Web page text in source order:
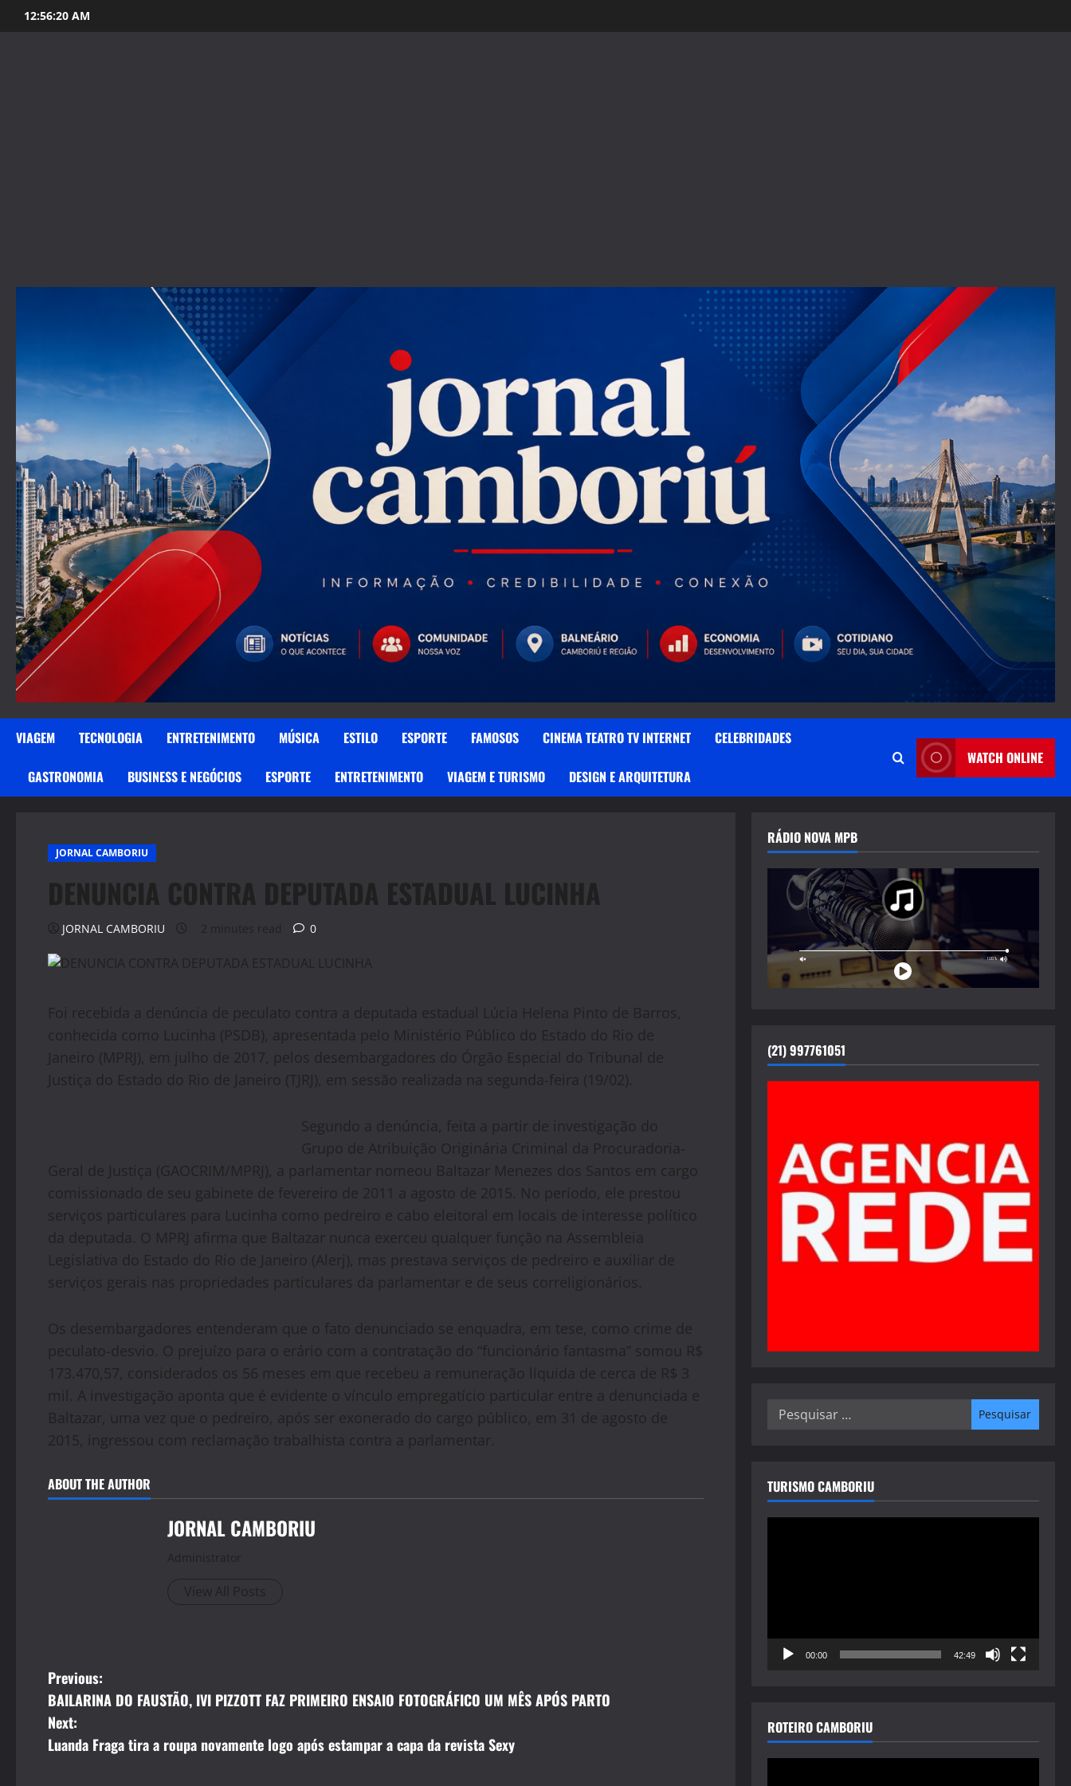
to
12:56:21 AM
VIAGEM TECNOLOGIA ENTRETENIMENTO MÚSICA ESTILO ESPORTE FAMOSOS CINEMA TEATRO TV INTERNET CELEBRIDADES
GASTRONOMIA BUSINESS E NEGÓCIOS ESPORTE ENTRETENIMENTO VIAGEM E TURISMO DESIGN E ARQUITETURA
WATCH ONLINE
JORNAL CAMBORIU
DENUNCIA CONTRA DEPUTADA ESTADUAL LUCINHA
JORNAL CAMBORIU 2 minutes read 0
Foi recebida a denúncia de peculato contra a deputada estadual Lúcia Helena Pinto de Barros,
conhecida como Lucinha (PSDB), apresentada pelo Ministério Público do Estado do Rio de
Janeiro (MPRJ), em julho de 2017, pelos desembargadores do Órgão Especial do Tribunal de
Justiça do Estado do Rio de Janeiro (TJRJ), em sessão realizada na segunda-feira (19/02).
Segundo a denúncia, feita a partir de investigação do
Grupo de Atribuição Originária Criminal da Procuradoria-
Geral de Justiça (GAOCRIM/MPRJ), a parlamentar nomeou Baltazar Menezes dos Santos em cargo
comissionado de seu gabinete de fevereiro de 2011 a agosto de 2015. No período, ele prestou
serviços particulares para Lucinha como pedreiro e cabo eleitoral em locais de interesse político
da deputada. O MPRJ afirma que Baltazar nunca exerceu qualquer função na Assembleia
Legislativa do Estado do Rio de Janeiro (Alerj), mas prestava serviços de pedreiro e auxiliar de
serviços gerais nas propriedades particulares da parlamentar e de seus correligionários.
Os desembargadores entenderam que o fato denunciado se enquadra, em tese, como crime de
peculato-desvio. O prejuízo para o erário com a contratação do “funcionário fantasma” somou R$
173.470,57, considerados os 56 meses em que recebeu a remuneração líquida de cerca de R$ 3
mil. A investigação aponta que é evidente o vínculo empregatício particular entre a denunciada e
Baltazar, uma vez que o pedreiro, após ser exonerado do cargo público, em 31 de agosto de
2015, ingressou com reclamação trabalhista contra a parlamentar.
ABOUT THE AUTHOR
JORNAL CAMBORIU
Administrator
View All Posts
P
o
s
Previous:
BAILARINA DO FAUSTÃO, IVI PIZZOTT FAZ PRIMEIRO ENSAIO FOTOGRÁFICO UM MÊS APÓS PARTO
Next:
Luanda Fraga tira a roupa novamente logo após estampar a capa da revista Sexy
RÁDIO NOVA MPB
(21) 997761051
Pesquisar
TURISMO CAMBORIU
00:00 42:49
ROTEIRO CAMBORIU